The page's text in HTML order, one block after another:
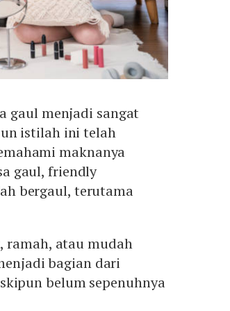
gaul menjadi sangat
istilah ini telah
maknanya
gaul, friendly
bergaul, terutama
ramah, atau mudah
bagian dari
belum sepenuhnya